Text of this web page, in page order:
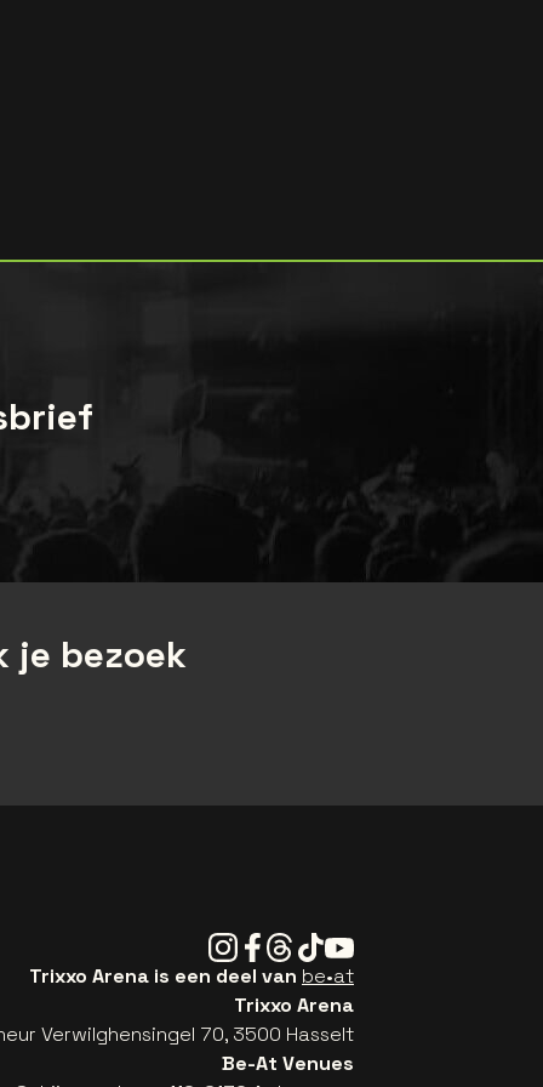
je bezoek
Instagram
Facebook
Threads
TiktokYoutube
Trixxo Arena is een deel van be•at
Trixxo Arena
Verwilghensingel 70, 3500 Hasselt
Be-At Venues